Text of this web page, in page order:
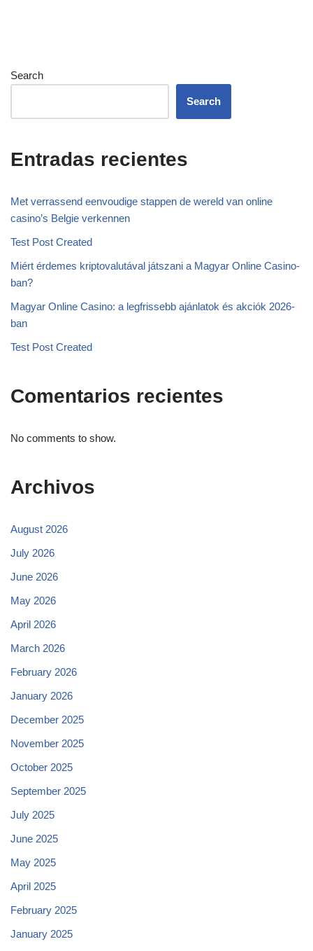
Search
Search
Entradas recientes
Met verrassend eenvoudige stappen de wereld van online
casino’s Belgie verkennen
Test Post Created
Miért érdemes kriptovalutával játszani a Magyar Online Casino-
ban?
Magyar Online Casino: a legfrissebb ajánlatok és akciók 2026-
ban
Test Post Created
Comentarios recientes
No comments to show.
Archivos
August 2026
July 2026
June 2026
May 2026
April 2026
March 2026
February 2026
January 2026
December 2025
November 2025
October 2025
September 2025
July 2025
June 2025
May 2025
April 2025
February 2025
January 2025